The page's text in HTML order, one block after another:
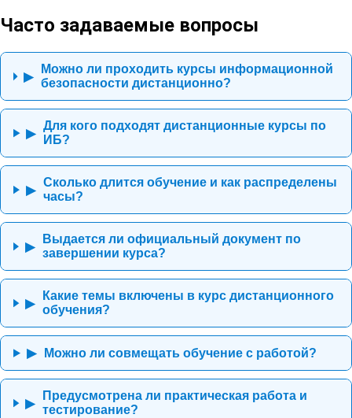
Часто задаваемые вопросы
▶
Можно ли проходить курсы информационной
безопасности дистанционно?
▶
Для кого подходят дистанционные курсы по
ИБ?
▶
Сколько длится обучение и как распределены
часы?
▶
Выдается ли официальный документ по
завершении курса?
▶
Какие темы включены в курс дистанционного
обучения?
▶ Можно ли совмещать обучение с работой?
▶
Предусмотрена ли практическая работа и
тестирование?